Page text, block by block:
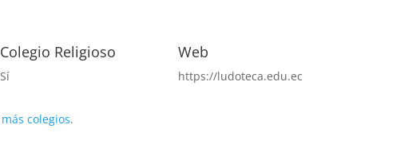
Colegio Religioso
Sí
Web
https://ludoteca.edu.ec
más colegios.